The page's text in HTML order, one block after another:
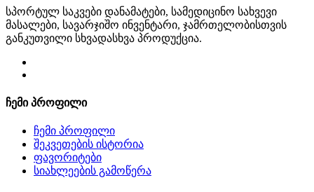
სპორტულ საკვები დანამატები, სამედიცინო სახვევი
მასალები, სავარჯიშო ინვენტარი, ჯამრთელობისთვის
განკუთვილი სხვადასხვა პროდუქცია.
ჩემი პროფილი
ჩემი პროფილი
შეკვეთების ისტორია
ფავორიტები
სიახლეების გამოწერა